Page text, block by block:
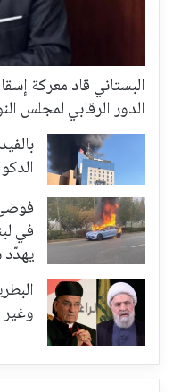
البستاني قاد معركة
الدور الرقابي لمجلس
فوضى
في
يهدّد
وغير